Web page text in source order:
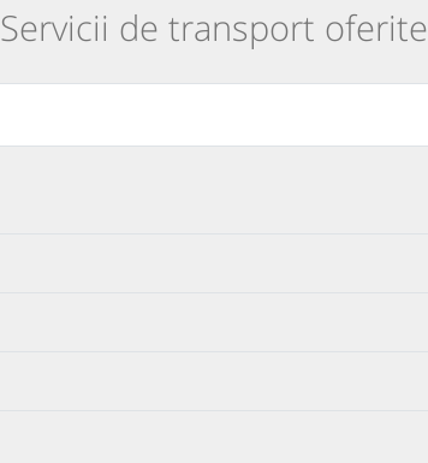
Servicii de transport